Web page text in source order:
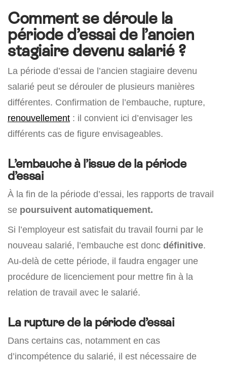
Comment se déroule la
période d’essai de l’ancien
stagiaire devenu salarié ?
La période d’essai de l’ancien stagiaire devenu
salarié peut se dérouler de plusieurs manières
différentes. Confirmation de l’embauche, rupture,
renouvellement : il convient ici d’envisager les
différents cas de figure envisageables.
L’embauche à l’issue de la période
d’essai
À la fin de la période d’essai, les rapports de travail
se poursuivent automatiquement.
Si l’employeur est satisfait du travail fourni par le
nouveau salarié, l’embauche est donc définitive.
Au-delà de cette période, il faudra engager une
procédure de licenciement pour mettre fin à la
relation de travail avec le salarié.
La rupture de la période d’essai
Dans certains cas, notamment en cas
d’incompétence du salarié, il est nécessaire de